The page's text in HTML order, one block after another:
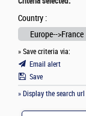
Country :
Europe-->France
» Save criteria via:
Email alert
Save
» Display the search url